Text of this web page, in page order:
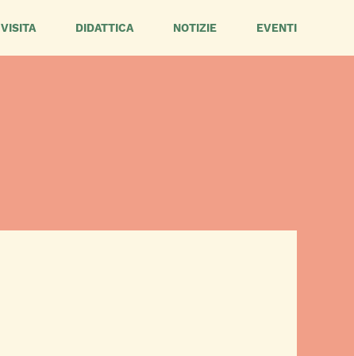
VISITA DIDATTICA NOTIZIE EVENTI